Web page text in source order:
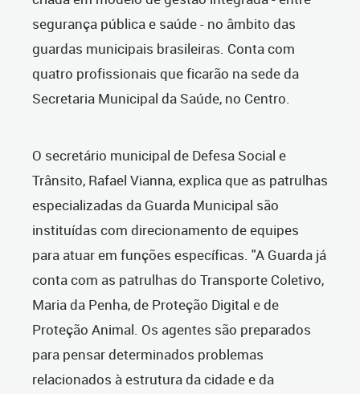
segurança pública e saúde - no âmbito das
guardas municipais brasileiras. Conta com
quatro profissionais que ficarão na sede da
Secretaria Municipal da Saúde, no Centro.
O secretário municipal de Defesa Social e
Trânsito, Rafael Vianna, explica que as patrulhas
especializadas da Guarda Municipal são
instituídas com direcionamento de equipes
para atuar em funções específicas. "A Guarda já
conta com as patrulhas do Transporte Coletivo,
Maria da Penha, de Proteção Digital e de
Proteção Animal. Os agentes são preparados
para pensar determinados problemas
relacionados à estrutura da cidade e da